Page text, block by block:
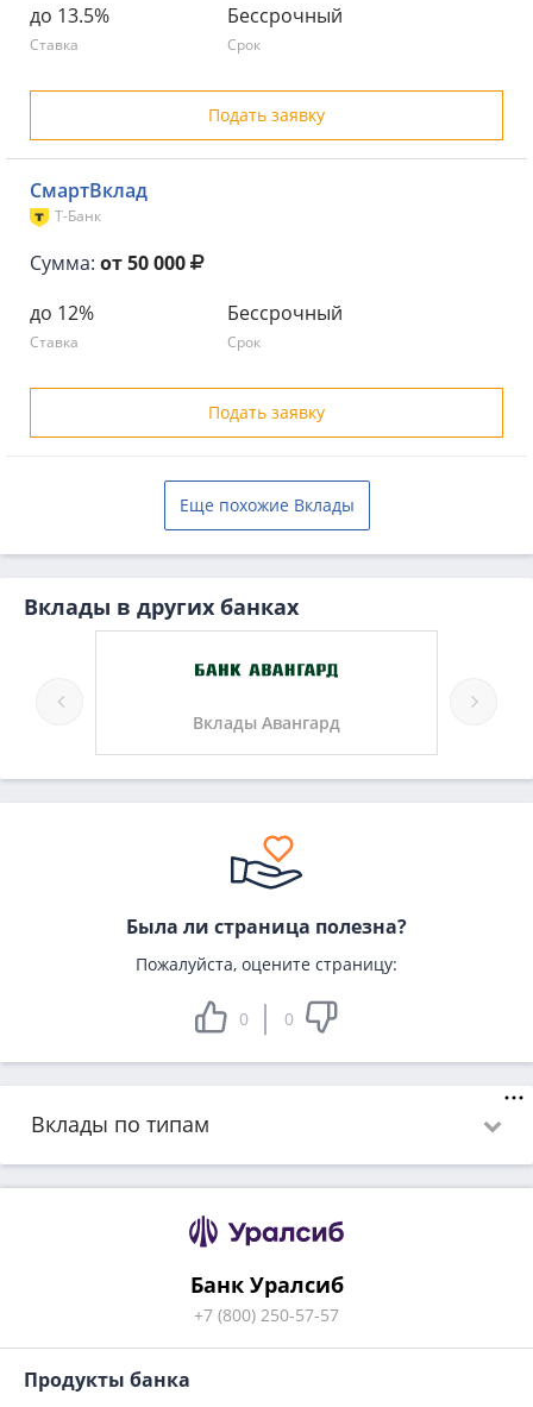
до 13.5%
Ставка
Бессрочный
Срок
Подать заявку
СмартВклад
Т-Банк
Сумма: от 50 000
до 12%
Ставка
Бессрочный
Срок
Подать заявку
Еще похожие Вклады
Вклады в других банках
Вклады Авангард
Была ли страница полезна?
Пожалуйста, оцените страницу:
0 0
Вклады по типам
Банк Уралсиб
+7 (800) 250-57-57
Продукты банка